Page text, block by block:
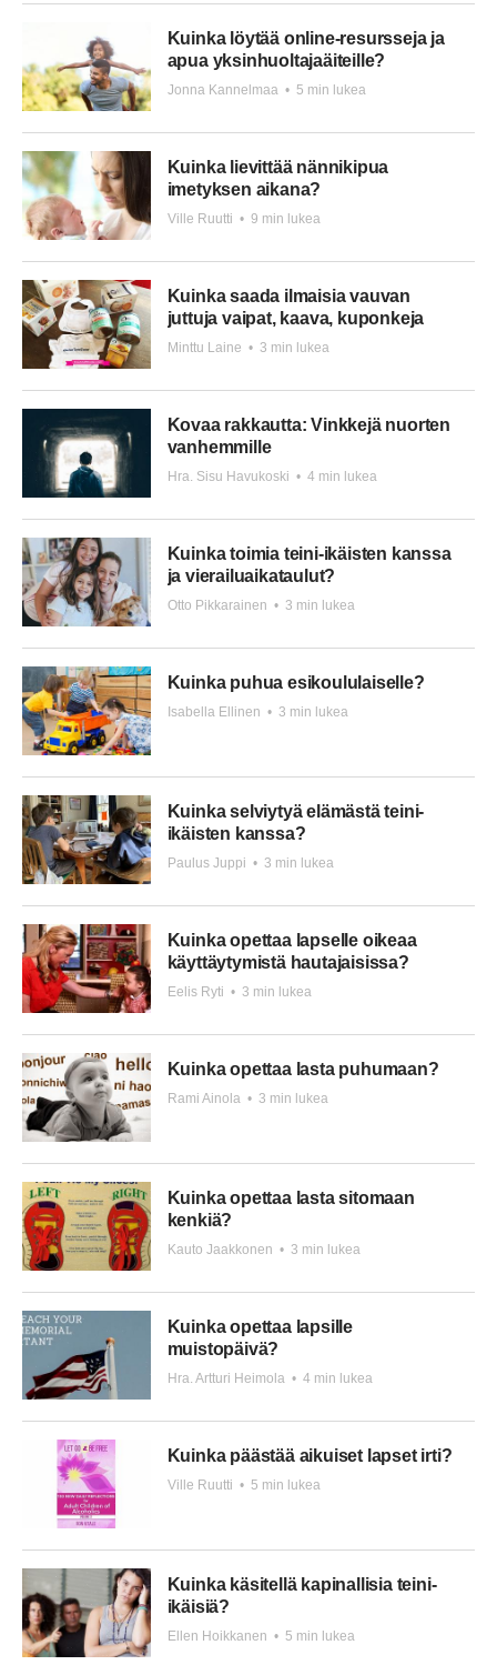
Kuinka löytää online-resursseja ja
apua yksinhuoltajaäiteille?
Jonna Kannelmaa • 5 min lukea
Kuinka lievittää nännikipua
imetyksen aikana?
Ville Ruutti • 9 min lukea
Kuinka saada ilmaisia vauvan
juttuja vaipat, kaava, kuponkeja
Minttu Laine • 3 min lukea
Kovaa rakkautta: Vinkkejä nuorten
vanhemmille
Hra. Sisu Havukoski • 4 min lukea
Kuinka toimia teini-ikäisten kanssa
ja vierailuaikataulut?
Otto Pikkarainen • 3 min lukea
Kuinka puhua esikoululaiselle?
Isabella Ellinen • 3 min lukea
Kuinka selviytyä elämästä teini-
ikäisten kanssa?
Paulus Juppi • 3 min lukea
Kuinka opettaa lapselle oikeaa
käyttäytymistä hautajaisissa?
Eelis Ryti • 3 min lukea
Kuinka opettaa lasta puhumaan?
Rami Ainola • 3 min lukea
Kuinka opettaa lasta sitomaan
kenkiä?
Kauto Jaakkonen • 3 min lukea
Kuinka opettaa lapsille
muistopäivä?
Hra. Artturi Heimola • 4 min lukea
Kuinka päästää aikuiset lapset irti?
Ville Ruutti • 5 min lukea
Kuinka käsitellä kapinallisia teini-
ikäisiä?
Ellen Hoikkanen • 5 min lukea